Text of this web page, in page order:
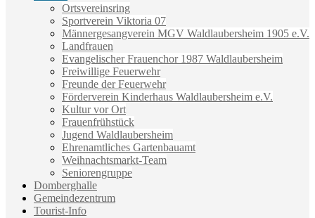
Ortsvereinsring
Sportverein Viktoria 07
Männergesangverein MGV Waldlaubersheim 1905 e.V.
Landfrauen
Evangelischer Frauenchor 1987 Waldlaubersheim
Freiwillige Feuerwehr
Freunde der Feuerwehr
Förderverein Kinderhaus Waldlaubersheim e.V.
Kultur vor Ort
Frauenfrühstück
Jugend Waldlaubersheim
Ehrenamtliches Gartenbauamt
Weihnachtsmarkt-Team
Seniorengruppe
Domberghalle
Gemeindezentrum
Tourist-Info